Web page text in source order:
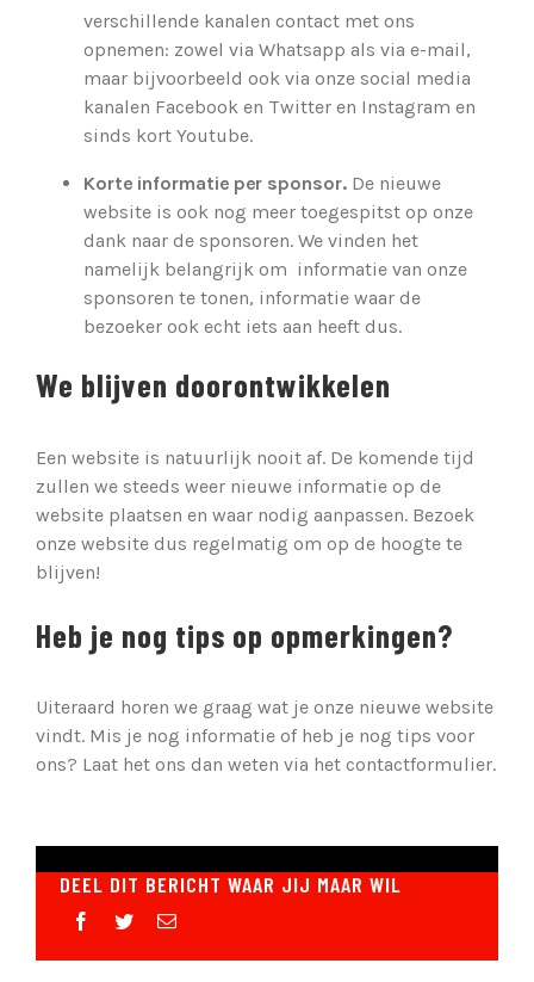
verschillende kanalen contact met ons
opnemen: zowel via Whatsapp als via e-mail,
maar bijvoorbeeld ook via onze social media
kanalen Facebook en Twitter en Instagram en
sinds kort Youtube.
Korte informatie per sponsor. De nieuwe
website is ook nog meer toegespitst op onze
dank naar de sponsoren. We vinden het
namelijk belangrijk om informatie van onze
sponsoren te tonen, informatie waar de
bezoeker ook echt iets aan heeft dus.
We blijven doorontwikkelen
Een website is natuurlijk nooit af. De komende tijd
zullen we steeds weer nieuwe informatie op de
website plaatsen en waar nodig aanpassen. Bezoek
onze website dus regelmatig om op de hoogte te
blijven!
Heb je nog tips op opmerkingen?
Uiteraard horen we graag wat je onze nieuwe website
vindt. Mis je nog informatie of heb je nog tips voor
ons? Laat het ons dan weten via het contactformulier.
DEEL DIT BERICHT WAAR JIJ MAAR WIL